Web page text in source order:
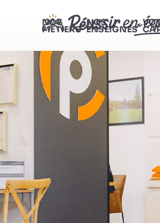
NOS
MÉTIERS
NOS
ENSEIGNES